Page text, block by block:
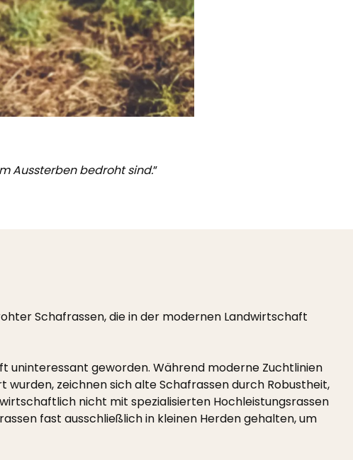
Aussterben bedroht sind.”
Schafrassen, die in der modernen Landwirtschaft
uninteressant geworden. Während moderne Zuchtlinien
zeichnen sich alte Schafrassen durch Robustheit,
nicht mit spezialisierten Hochleistungsrassen
fast ausschließlich in kleinen Herden gehalten, um